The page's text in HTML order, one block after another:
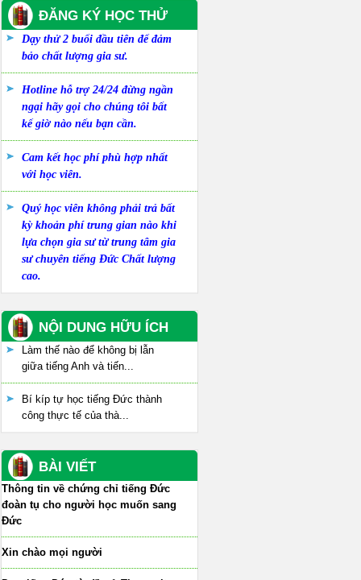
ĐĂNG KÝ HỌC THỬ
Dạy thử 2 buổi đầu tiên để đảm
bảo chất lượng gia sư.
Hotline hỗ trợ 24/24 đừng ngần
ngại hãy gọi cho chúng tôi bất
kể giờ nào nếu bạn cần.
Cam kết học phí phù hợp nhất
với học viên.
Quý học viên không phải trả bất
kỳ khoản phí trung gian nào khi
lựa chọn gia sư từ trung tâm gia
sư chuyên tiếng Đức Chất lượng
cao.
NỘI DUNG HỮU ÍCH
Làm thế nào để không bị lẫn
giữa tiếng Anh và tiến...
Bí kíp tự học tiếng Đức thành
công thực tế của thà...
BÀI VIẾT
Thông tin về chứng chỉ tiếng Đức
đoàn tụ cho người học muốn sang
Đức
Xin chào mọi người